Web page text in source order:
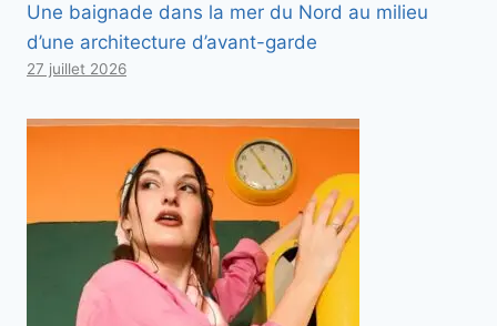
Une baignade dans la mer du Nord au milieu
d’une architecture d’avant-garde
27 juillet 2026